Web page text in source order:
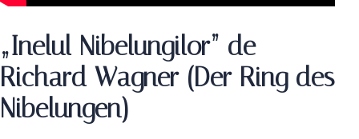
„Inelul Nibelungilor” de
Richard Wagner (Der Ring des
Nibelungen)